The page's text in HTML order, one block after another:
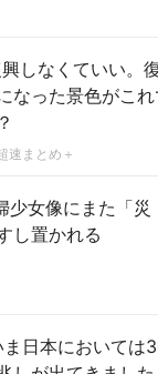
しなくていい。
なった景色がこ
速まとめ＋
少女像にまた「災
し置かれる
ま日本においては